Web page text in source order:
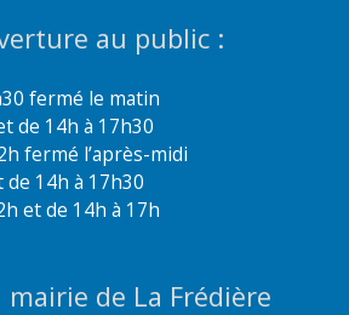
au public :
fermé le matin
de 14h à 17h30
fermé l’après-midi
de 14h à 17h30
et de 14h à 17h
mairie de La Frédière